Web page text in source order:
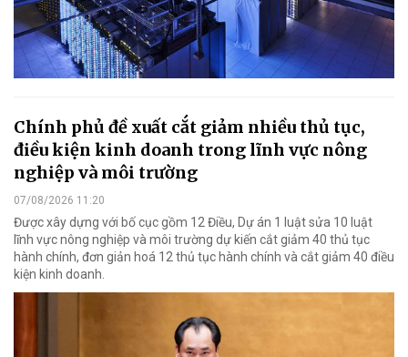
Chính phủ đề xuất cắt giảm nhiều thủ tục,
điều kiện kinh doanh trong lĩnh vực nông
nghiệp và môi trường
07/08/2026 11:20
Được xây dựng với bố cục gồm 12 Điều, Dự án 1 luật sửa 10 luật
lĩnh vực nông nghiệp và môi trường dự kiến cắt giảm 40 thủ tục
hành chính, đơn giản hoá 12 thủ tục hành chính và cắt giảm 40 điều
kiện kinh doanh.